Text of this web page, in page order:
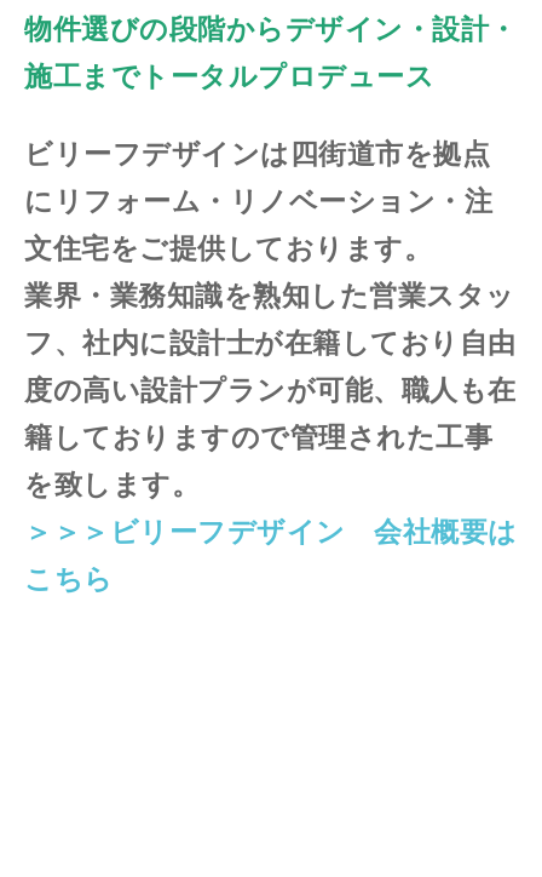
物件選びの段階からデザイン・設計・
施工までトータルプロデュース
ビリーフデザインは四街道市を拠点
にリフォーム・リノベーション・注
文住宅をご提供しております。
業界 ・業務知識を熟知 した営業スタッ
フ、社内に設計士が在籍しており自由
度の高い設計プランが可能、職人も在
籍しておりますので管理された工事
を致します。
＞＞＞ビリーフデザイン 会社概要は
こちら